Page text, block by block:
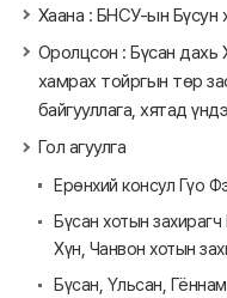
Хаана : БНСУ-ын Бүсун
Оролцсон : Бүсан дахь
хамрах тойргын төр
байгууллага, хятад
Гол агуулга
Ерөнхий консул Гүо
Бүсан хотын
Хүн, Чанвон хотын
Бүсан, Үльсан,